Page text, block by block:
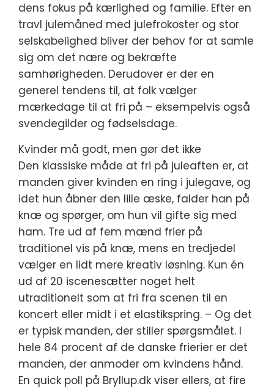
dens fokus på kærlighed og familie. Efter en
travl julemåned med julefrokoster og stor
selskabelighed bliver der behov for at samle
sig om det nære og bekræfte
samhørigheden. Derudover er der en
generel tendens til, at folk vælger
mærkedage til at fri på – eksempelvis også
svendegilder og fødselsdage.
Kvinder må godt, men gør det ikke
Den klassiske måde at fri på juleaften er, at
manden giver kvinden en ring i julegave, og
idet hun åbner den lille æske, falder han på
knæ og spørger, om hun vil gifte sig med
ham. Tre ud af fem mænd frier på
traditionel vis på knæ, mens en tredjedel
vælger en lidt mere kreativ løsning. Kun én
ud af 20 iscenesætter noget helt
utraditionelt som at fri fra scenen til en
koncert eller midt i et elastikspring. – Og det
er typisk manden, der stiller spørgsmålet. I
hele 84 procent af de danske frierier er det
manden, der anmoder om kvindens hånd.
En quick poll på Bryllup.dk viser ellers, at fire